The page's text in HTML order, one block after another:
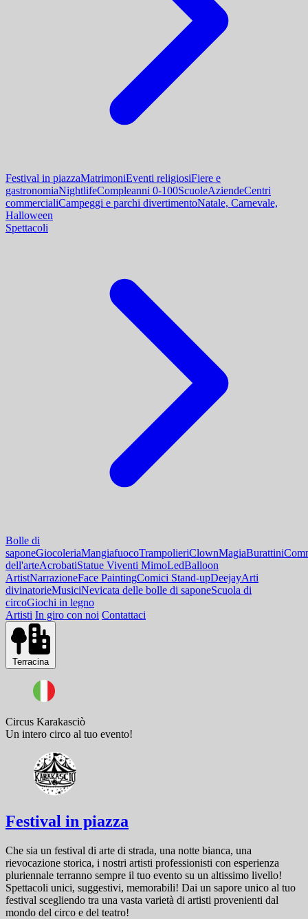
Festival in piazzaMatrimoniEventi religiosiFiere e
gastronomiaNightlifeCompleanni 0-100ScuoleAziendeCentri
commercialiCampeggi e parchi divertimentoNatale, Carnevale,
Halloween
Spettacoli
Bolle di
saponeGiocoleriaMangiafuocoTrampolieriClownMagiaBurattini
dell'arteAcrobatiStatue Viventi MimoLedBalloon
ArtistNarrazioneFace PaintingComici Stand-upDeejayArti
divinatorieMusiciNevicata delle bolle di saponeScuola di
circoGiochi in legno
Artisti In giro con noi Contattaci
Terracina
Circus Karakasciò
Un intero circo al tuo evento!
Festival in piazza
Che sia un festival di arte di strada, una notte bianca, una
rievocazione storica, i nostri artisti professionisti con esperienza
pluriennale terranno sempre il tuo evento su un altissimo livello!
Spettacoli unici, suggestivi, memorabili! Dai un sapore unico al tuo
festival scegliendo tra una vasta varietà di artisti provenienti dal
mondo del circo e del teatro!